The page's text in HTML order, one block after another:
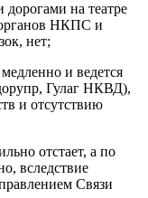
на театре
НКПС и
нет;
и ведется
Гулаг НКВД),
и отсутствию
отстает, а по
вследствие
Связи